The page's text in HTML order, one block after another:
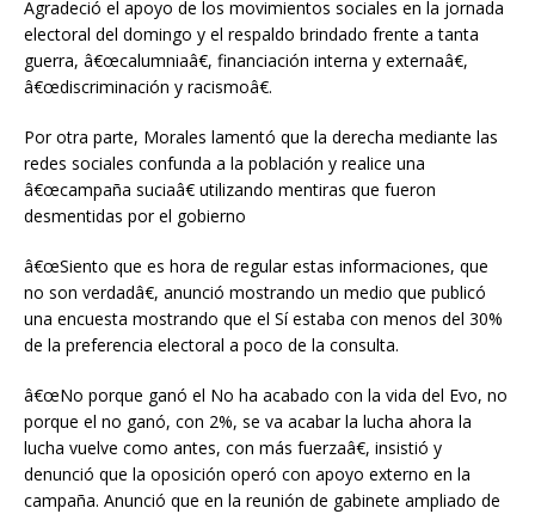
Agradeció el apoyo de los movimientos sociales en la jornada
electoral del domingo y el respaldo brindado frente a tanta
guerra, â€œcalumniaâ€, financiación interna y externaâ€,
â€œdiscriminación y racismoâ€.
Por otra parte, Morales lamentó que la derecha mediante las
redes sociales confunda a la población y realice una
â€œcampaña suciaâ€ utilizando mentiras que fueron
desmentidas por el gobierno
â€œSiento que es hora de regular estas informaciones, que
no son verdadâ€, anunció mostrando un medio que publicó
una encuesta mostrando que el Sí estaba con menos del 30%
de la preferencia electoral a poco de la consulta.
â€œNo porque ganó el No ha acabado con la vida del Evo, no
porque el no ganó, con 2%, se va acabar la lucha ahora la
lucha vuelve como antes, con más fuerzaâ€, insistió y
denunció que la oposición operó con apoyo externo en la
campaña. Anunció que en la reunión de gabinete ampliado de